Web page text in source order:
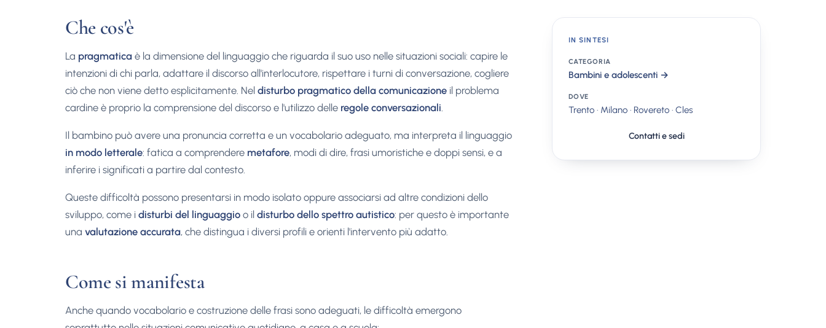
Che cos'è
La pragmatica è la dimensione del linguaggio che riguarda il suo uso nelle situazioni sociali: capire le
intenzioni di chi parla, adattare il discorso all'interlocutore, rispettare i turni di conversazione, cogliere
ciò che non viene detto esplicitamente. Nel disturbo pragmatico della comunicazione il problema
cardine è proprio la comprensione del discorso e l'utilizzo delle regole conversazionali
Il bambino può avere una pronuncia corretta e un vocabolario adeguato, ma interpreta il linguaggio
in modo letterale: fatica a comprendere metafore, modi di dire, frasi umoristiche e doppi sensi, e a
inferire i significati a partire dal contesto.
Queste difficoltà possono presentarsi in modo isolato oppure associarsi ad altre condizioni dello
sviluppo, come i disturbi del linguaggio o il disturbo dello spettro autistico: per questo è importante
una valutazione accurata, che distingua i diversi profili e orienti l'intervento più adatto.
Come si manifesta
Anche quando vocabolario e costruzione delle frasi sono adeguati, le difficoltà emergono
IN SINTESI
CATEGORIA
Bambini e adolescenti →
DOVE
Trento · Milano · Rovereto · Cles
Contatti e sedi